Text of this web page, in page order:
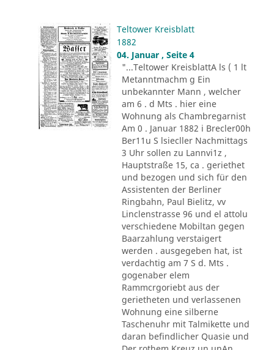
Teltower Kreisblatt
1882
04. Januar , Seite 4
"...Teltower KreisblattA ls ( 1 lt
Metanntmachm g Ein
unbekannter Mann , welcher
am 6 . d Mts . hier eine
Wohnung als Chambregarnist
Am 0 . Januar 1882 i Brecler00h
Ber11u S lsiecller Nachmittags
3 Uhr sollen zu Lannvi1z ,
Hauptstraße 15, ca . geriethet
und bezogen und sich für den
Assistenten der Berliner
Ringbahn, Paul Bielitz, vv
Linclenstrasse 96 und el attolu
verschiedene Mobiltan gegen
Baarzahlung verstaigert
werden . ausgegeben hat, ist
verdachtig am 7 S d. Mts .
gogenaber elem
Rammcrgoriebt aus der
gerietheten und verlassenen
Wohnung eine silberne
Taschenuhr mit Talmikette und
daran befindlicher Quasie und